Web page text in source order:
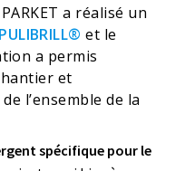
a réalisé un
PULIBRILL® et le
a permis
et
l’ensemble de la
spécifique pour le